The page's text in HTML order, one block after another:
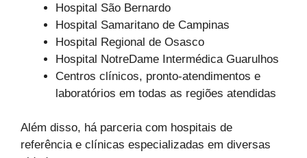
Hospital São Bernardo
Hospital Samaritano de Campinas
Hospital Regional de Osasco
Hospital NotreDame Intermédica Guarulhos
Centros clínicos, pronto-atendimentos e
laboratórios em todas as regiões atendidas
Além disso, há parceria com hospitais de
referência e clínicas especializadas em diversas